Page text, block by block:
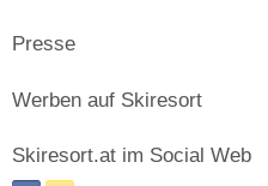
Presse
Werben auf Skiresort
Skiresort.at im Social Web